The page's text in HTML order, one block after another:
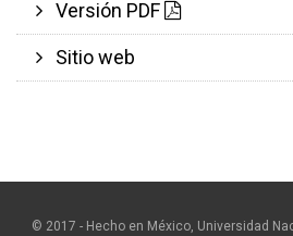
Versión PDF
Sitio web
© 2017 - Hecho en México, Universidad